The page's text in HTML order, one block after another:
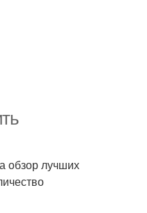
обзор лучших